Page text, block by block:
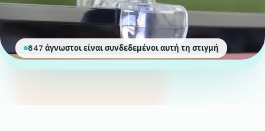
847 άγνωστοι είναι συνδεδεμένοι αυτή τη στιγμή